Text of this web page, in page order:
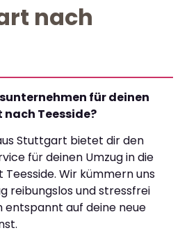
nach
für deinen
Teesside?
Stuttgart bietet dir den
für deinen Umzug in die
Wir kümmern uns
reibungslos und stressfrei
entspannt auf deine neue